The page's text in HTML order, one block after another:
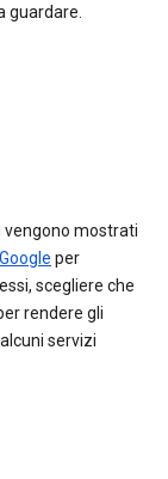
guardare.
vengono mostrati
per
scegliere che
rendere gli
servizi